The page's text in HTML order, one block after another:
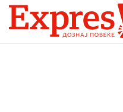
Skip to content